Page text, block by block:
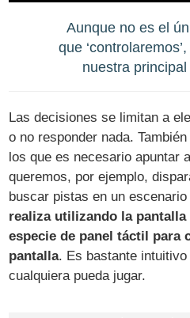
Aunque no es el
que
nuestra
Las decisiones se limitan a
o no responder nada.
los que es necesario apuntar
queremos, por ejemplo,
buscar pistas en un
realiza utilizando la
especie de panel táctil para
pantalla. Es bastante
cualquiera pueda jugar.